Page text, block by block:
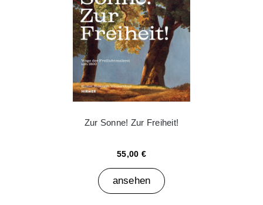
Zur Sonne! Zur Freiheit!
55,00 €
ansehen